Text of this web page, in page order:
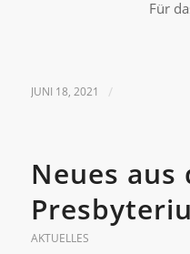
Für
JUNI 18, 2021 /
Neues aus
AKTUELLES